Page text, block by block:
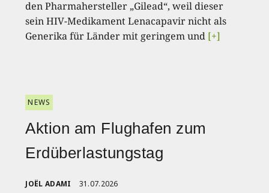
den Pharmahersteller „Gilead“, weil dieser
sein HIV-Medikament Lenacapavir nicht als
Generika für Länder mit geringem und [+]
NEWS
Aktion am Flughafen zum
Erdüberlastungstag
JOËL ADAMI 31.07.2026